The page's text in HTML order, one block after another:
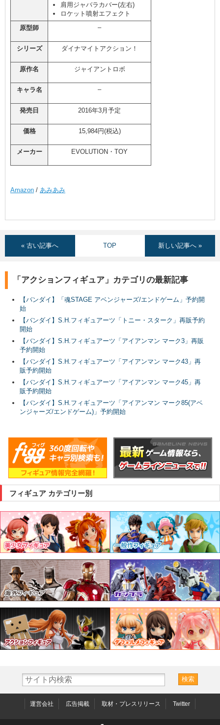
肩用ジャバラカバー(左右)
ロケット噴射エフェクト
原型師
–
シリーズ ダイナマイトアクション！
原作名 ジャイアントロボ
キャラ名 –
発売日 2016年3月予定
価格 15,984円(税込)
メーカー EVOLUTION・TOY
Amazon / あみあみ
« 古い記事へ TOP 新しい記事へ »
「アクションフィギュア」カテゴリの最新記事
【バンダイ】「魂STAGE アベンジャーズ/エンドゲーム」予約開
始
【バンダイ】S.H.フィギュアーツ「トニー・スターク」再販予約
開始
【バンダイ】S.H.フィギュアーツ「アイアンマン マーク3」再販
予約開始
【バンダイ】S.H.フィギュアーツ「アイアンマン マーク43」再
販予約開始
【バンダイ】S.H.フィギュアーツ「アイアンマン マーク45」再
販予約開始
【バンダイ】S.H.フィギュアーツ「アイアンマン マーク85(アベ
ンジャーズ/エンドゲーム)」予約開始
フィギュア カテゴリー別
運営会社 広告掲載 取材・プレスリリース Twitter